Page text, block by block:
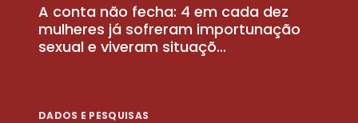
A conta não fecha: 4 em cada dez
mulheres já sofreram importunação
sexual e viveram situaçõ...
DADOS E PESQUISAS